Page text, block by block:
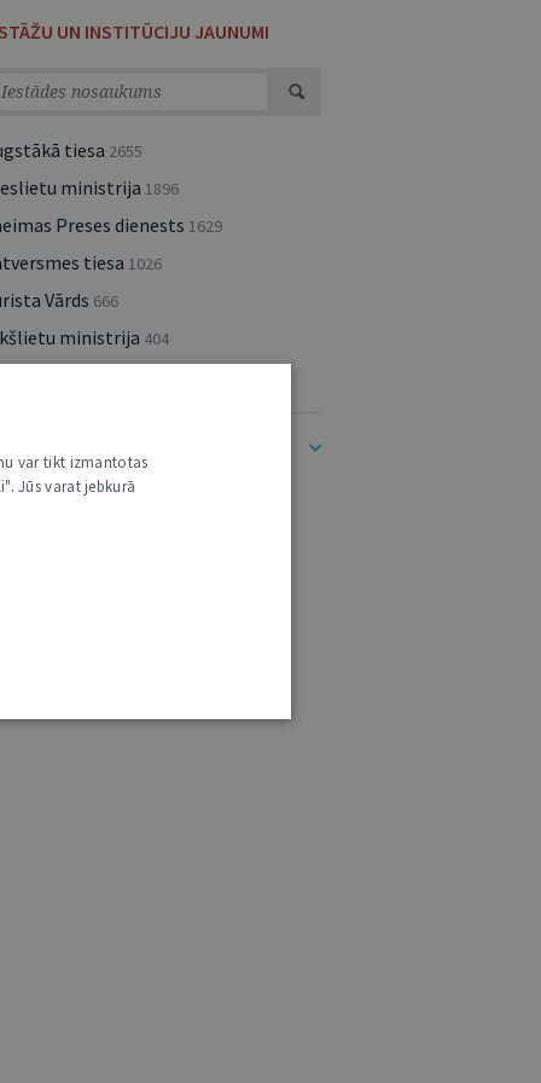
UN INSTITŪCIJU JAUNUMI
tiesa 2655
ministrija 1896
Preses dienests 1629
tiesa 1026
Vārds 666
ministrija 404
var tikt izmantotas
Jūs varat jebkurā